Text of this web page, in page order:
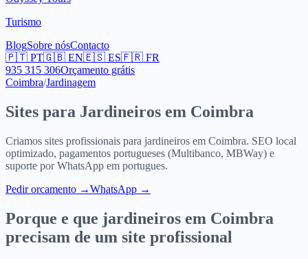
Turismo
BlogSobre nósContacto
🇵🇹 PT🇬🇧 EN🇪🇸 ES🇫🇷 FR
935 315 306Orçamento grátis
Coimbra/Jardinagem
Sites para Jardineiros em Coimbra
Criamos sites profissionais para jardineiros em Coimbra. SEO local
optimizado, pagamentos portugueses (Multibanco, MBWay) e
suporte por WhatsApp em portugues.
Pedir orcamento →WhatsApp →
Porque e que jardineiros em Coimbra
precisam de um site profissional